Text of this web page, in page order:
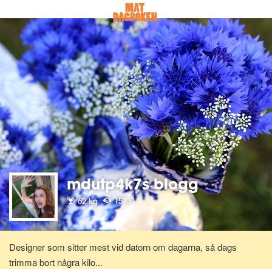
mdutp4k7s blogg
62 kg 15731
Designer som sitter mest vid datorn om dagarna, så dags
trimma bort några kilo...